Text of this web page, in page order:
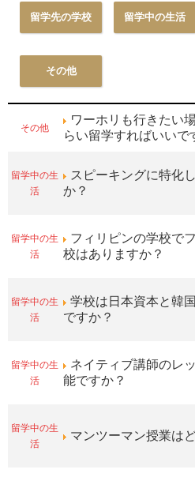
留学先の学校 留学中の生活
その他
その他
ワーホリも行きたい
らい留学すればいいで
留学中の生
活
スピーキングに特化
か？
留学中の生
活
フィリピンの学校で
校はありますか？
留学中の生
活
学校は日本資本と韓
ですか？
留学中の生
活
ネイティブ講師のレ
能ですか？
留学中の生
活
マンツーマン授業は